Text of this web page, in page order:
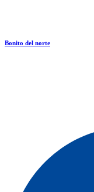
Bonito del norte